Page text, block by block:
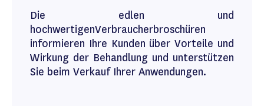
Die edlen und
hochwertigenVerbraucherbroschüren
informieren Ihre Kunden über Vorteile und
Wirkung der Behandlung und unterstützen
Sie beim Verkauf Ihrer Anwendungen.